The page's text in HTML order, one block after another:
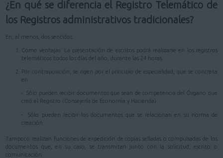
¿En qué se diferencia el Registro Telemático de
los Registros administrativos tradicionales?
En, al menos, dos sentidos:
Como ventajas: La presentación de escritos podrá realizarse en los registros
telemáticos todos los días del año, durante las 24 horas.
Por contraposición, se rigen por el principio de especialidad, que se concreta
en:
- Sólo pueden recibir documentos que sean de competencia del Órgano que
creó el Registro (Consejería de Economía y Hacienda)
- Sólo pueden recibir los documentos que se relacionan en su norma de
creación.
Tampoco realizan funciones de expedición de copias selladas o compulsadas de los
documentos que, en su caso, se transmitan junto con la solicitud, escrito o
comunicación.